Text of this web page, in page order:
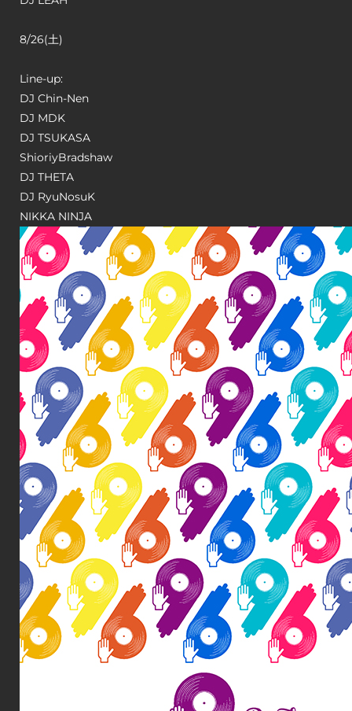
8/26(土)
Line-up:
DJ Chin-Nen
DJ MDK
DJ TSUKASA
ShioriyBradshaw
DJ THETA
DJ RyuNosuK
NIKKA NINJA